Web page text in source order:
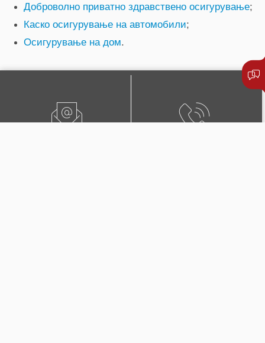
Доброволно приватно здравствено осигурување;
Каско осигурување на автомобили;
Осигурување на дом.